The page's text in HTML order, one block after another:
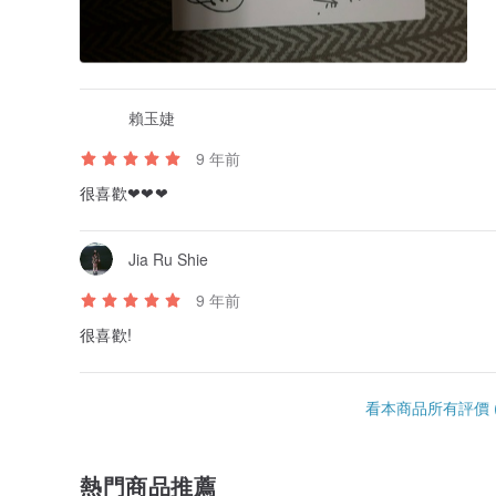
賴玉婕
9 年前
很喜歡❤❤❤
Jia Ru Shie
9 年前
很喜歡!
看本商品所有評價
熱門商品推薦